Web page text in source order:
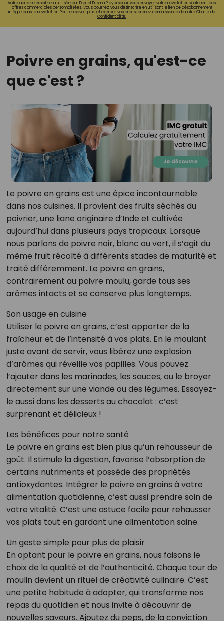
Votre adresse email sera utilisée par Digital Prisma Playerspour vous envoyer votre newsletter contenant des
offres commerciales personnalisées. Vous pourrez vous désinscrire en utilisant le lien de désabonnement
intégré dans la newsletter. Pour en savoir plus et exercer vos droits, prenez connaissance de notreCharte de
Confidentialité.
Poivre en grains, qu'est-ce
que c'est ?
Le poivre en grains est une épice incontournable
dans nos cuisines. Il provient des fruits séchés du
poivrier, une liane originaire d’Inde et cultivée
aujourd’hui dans plusieurs pays tropicaux. Lorsque
nous parlons de poivre noir, blanc ou vert, il s’agit du
même fruit récolté à différents stades de maturité et
traité différemment. Le poivre en grains,
contrairement au poivre moulu, garde tous ses
arômes intacts et se conserve plus longtemps.
Son usage en cuisine
Utiliser le poivre en grains, c’est apporter de la
fraîcheur et de l’intensité à vos plats. En le moulant
juste avant de servir, vous libérez une explosion
d’arômes qui réveille vos papilles. Vous pouvez
l’ajouter dans les marinades, les sauces, ou le broyer
directement sur une viande ou des légumes. Essayez-
le aussi dans les desserts au chocolat : c’est
surprenant et délicieux !
Les bénéfices pour notre santé
Le poivre en grains est bien plus qu’un rehausseur de
goût. Il stimule la digestion, favorise l’absorption de
certains nutriments et possède des propriétés
antioxydantes. Intégrer le poivre en grains à votre
alimentation quotidienne, c’est aussi prendre soin de
votre vitalité. C’est une astuce facile pour rehausser
vos plats tout en gardant une alimentation saine.
Un geste simple pour plus de plaisir
En optant pour le poivre en grains, nous faisons le
choix de la qualité et de l’authenticité. Chaque tour de
moulin devient un rituel de créativité culinaire. C’est
une petite habitude à adopter, qui transforme nos
repas du quotidien et nous invite à découvrir de
nouvelles saveurs. Ajoutez du peps, de la conviction